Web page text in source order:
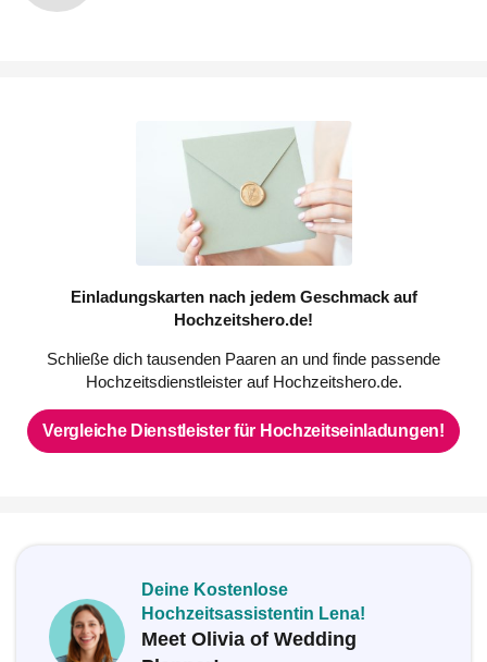
Einladungskarten nach jedem Geschmack auf
Hochzeitshero.de!
Schließe dich tausenden Paaren an und finde passende
Hochzeitsdienstleister auf Hochzeitshero.de.
Vergleiche Dienstleister für Hochzeitseinladungen!
Deine Kostenlose
Hochzeitsassistentin Lena!
Meet Olivia of Wedding